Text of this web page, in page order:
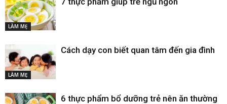
LÀM MẸ
LÀM MẸ
Cách dạy con biết quan tâm đến gia đình
6 thực phẩm bổ dưỡng trẻ nên ăn thường